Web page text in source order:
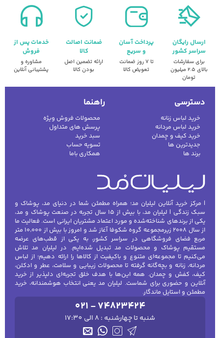
ارسال رایگان
سراسر کشور
برای سفارشات
بالای ۲.۵ میلیون
تومان
پرداخت آسان
و سریع
تا ۷ روز ضمانت
تعویض کالا
ضمانت اصالت
کالا
ارائه تضمین اصل
بودن کالا
خدمات پس از
فروش
مشاوره و
پشتیبانی آنلاین
دسترسی
خرید لباس زنانه
خرید لباس مردانه
خرید کیف و چمدان
جدیدترین ها
برند ها
راهنما
محصولات فروش ویژه
پرسش های متداول
سبد خرید
تسویه حساب
همکاری باما
| مرکز خرید آنلاین لیلیان مد؛ همراه مطمئن شما در دنیای مد، پوشاک و
سبک زندگی | لیلیان مد، با بیش از ۱۵ سال تجربه در صنعت پوشاک و مد،
یکی از برندهای شناخته‌شده و مورد اعتماد مشتریان ایرانی است. فعالیت ما
از سال ۲۰۰۸ زیرمجموعه گروه شکوفا آغاز شد و امروز با بیش از ۱۰٬۰۰۰ متر
مربع فضای فروشگاهی در سراسر کشور، به یکی از قطب‌های عرضه
مستقیم پوشاک و محصولات مد تبدیل شده‌ایم. در لیلیان مد تلاش
می‌کنیم تا مجموعه‌ای متنوع و باکیفیت از کالاها را ارائه دهیم؛ از لباس
مردانه، زنانه و بچه‌گانه گرفته تا محصولات زیبایی و سلامت، عطر و ادکلن،
کیف، کفش و چمدان. همه این‌ها با هدف خلق تجربه‌ای دلپذیر از خرید
آنلاین و حضوری برای شماست. لیلیان مد یعنی انتخاب هوشمندانه، خرید
مطمئن و استایل ماندگار.
021 - 74823424
شنبه تا چهارشنبه : 8 الی 17:30